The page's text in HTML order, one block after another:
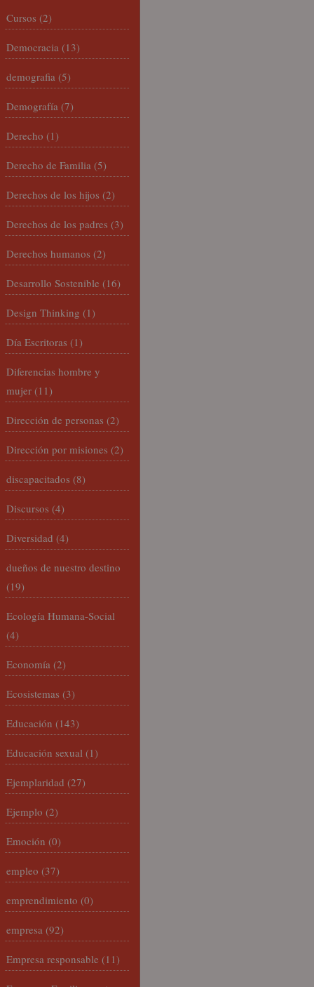
Cursos (2)
Democracia (13)
demografia (5)
Demografía (7)
Derecho (1)
Derecho de Familia (5)
Derechos de los hijos (2)
Derechos de los padres (3)
Derechos humanos (2)
Desarrollo Sostenible (16)
Design Thinking (1)
Día Escritoras (1)
Diferencias hombre y
mujer (11)
Dirección de personas (2)
Dirección por misiones (2)
discapacitados (8)
Discursos (4)
Diversidad (4)
dueños de nuestro destino
(19)
Ecología Humana-Social
(4)
Economía (2)
Ecosistemas (3)
Educación (143)
Educación sexual (1)
Ejemplaridad (27)
Ejemplo (2)
Emoción (0)
empleo (37)
emprendimiento (0)
empresa (92)
Empresa responsable (11)